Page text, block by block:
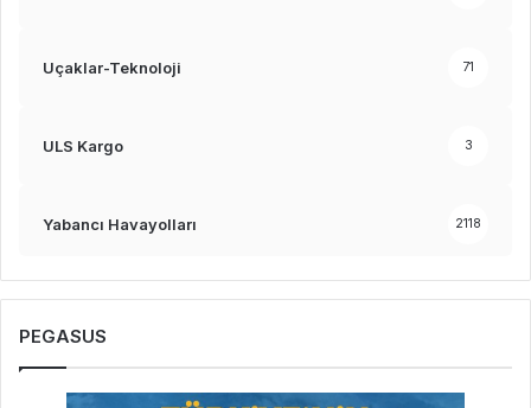
Uçaklar-Teknoloji 71
ULS Kargo 3
Yabancı Havayolları 2118
PEGASUS